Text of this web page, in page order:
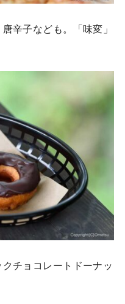
辛子なども。「味変」
チョコレートドーナッ